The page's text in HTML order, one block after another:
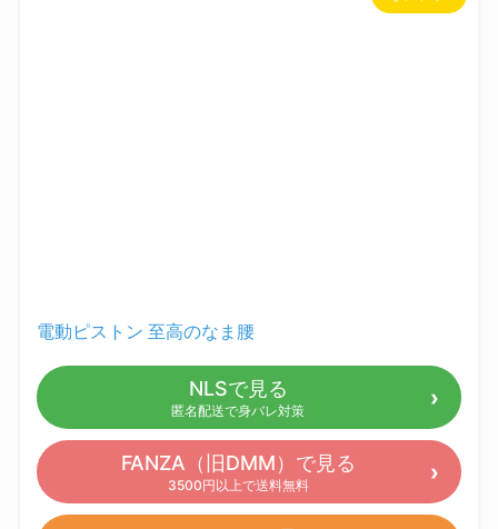
電動ピストン 至高のなま腰
NLSで見る
匿名配送で身バレ対策
FANZA（旧DMM）で見る
3500円以上で送料無料